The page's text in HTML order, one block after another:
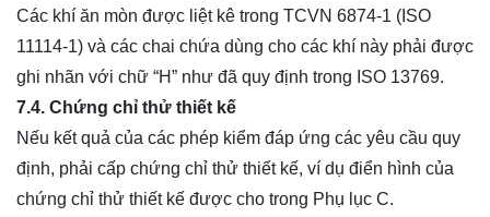
Các khí ăn mòn được liệt kê trong TCVN 6874-1 (ISO
11114-1) và các chai chứa dùng cho các khí này phải được
ghi nhãn với chữ “H” như đã quy định trong ISO 13769.
7.4. Chứng chỉ thử thiết kế
Nếu kết quả của các phép kiểm đáp ứng các yêu cầu quy
định, phải cấp chứng chỉ thử thiết kế, ví dụ điển hình của
chứng chỉ thử thiết kế được cho trong Phụ lục C.